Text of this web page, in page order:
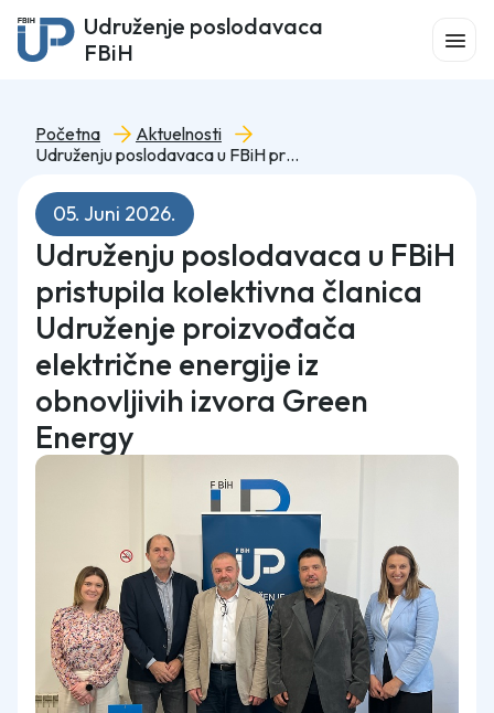
Udruženje poslodavaca
FBiH
Početna
Aktuelnosti
Udruženju poslodavaca u FBiH pristupila kolektivna članica Udruženje proizvođača električne energije iz obnovljivih izvora Green Energy
05. Juni 2026.
Udruženju poslodavaca u FBiH
pristupila kolektivna članica
Udruženje proizvođača
električne energije iz
obnovljivih izvora Green
Energy